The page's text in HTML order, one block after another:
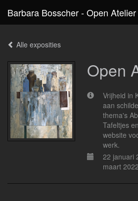
Barbara Bosscher - Open Atelier
Alle exposities
Open
Vrijheid in
aan
thema's
Tafeltjes
website
werk.
22 januari
maart 2022